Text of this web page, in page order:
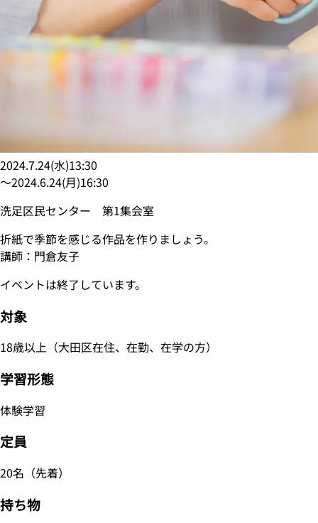
2024.7.24(水)13:30
〜2024.6.24(月)16:30
洗足区民センター 第1集会室
折紙で季節を感じる作品を作りましょう。
講師：門倉友子
イベントは終了しています。
対象
18歳以上（大田区在住、在勤、在学の方）
学習形態
体験学習
定員
20名（先着）
持ち物